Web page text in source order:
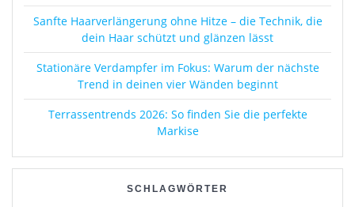
Sanfte Haarverlängerung ohne Hitze – die Technik, die
dein Haar schützt und glänzen lässt
Stationäre Verdampfer im Fokus: Warum der nächste
Trend in deinen vier Wänden beginnt
Terrassentrends 2026: So finden Sie die perfekte
Markise
SCHLAGWÖRTER